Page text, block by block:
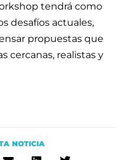
tendrá como
desafíos actuales,
propuestas que
cercanas, realistas y
NOTICIA